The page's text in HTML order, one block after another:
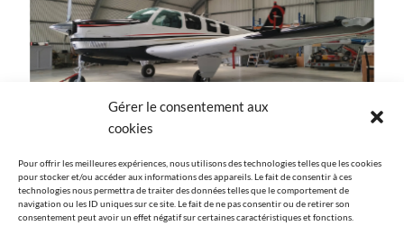
Gérer le consentement aux
cookies
Pour offrir les meilleures expériences, nous utilisons des technologies telles que les cookies
pour stocker et/ou accéder aux informations des appareils. Le fait de consentir à ces
technologies nous permettra de traiter des données telles que le comportement de
navigation ou les ID uniques sur ce site. Le fait de ne pas consentir ou de retirer son
consentement peut avoir un effet négatif sur certaines caractéristiques et fonctions.